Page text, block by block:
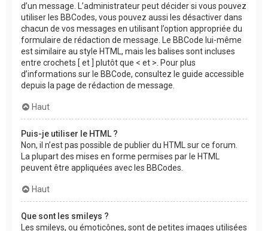
d’un message. L’administrateur peut décider si vous pouvez
utiliser les BBCodes, vous pouvez aussi les désactiver dans
chacun de vos messages en utilisant l’option appropriée du
formulaire de rédaction de message. Le BBCode lui-même
est similaire au style HTML, mais les balises sont incluses
entre crochets [ et ] plutôt que < et >. Pour plus
d’informations sur le BBCode, consultez le guide accessible
depuis la page de rédaction de message.
Haut
Puis-je utiliser le HTML ?
Non, il n’est pas possible de publier du HTML sur ce forum.
La plupart des mises en forme permises par le HTML
peuvent être appliquées avec les BBCodes.
Haut
Que sont les smileys ?
Les smileys, ou émoticônes, sont de petites images utilisées